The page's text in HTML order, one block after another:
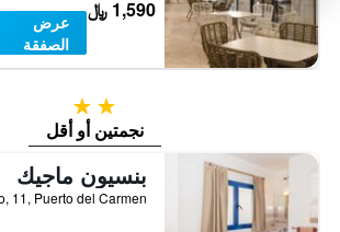
1,590 ﷼
عرض
الصفقة
2 نجمتين
نجمتين أو أقل
بنسيون ماجيك